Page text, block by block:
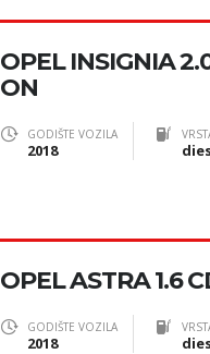
OPEL INSIGNIA
ON
GODIŠTE VOZILA
2018
OPEL ASTRA 1.6
GODIŠTE VOZILA
2018